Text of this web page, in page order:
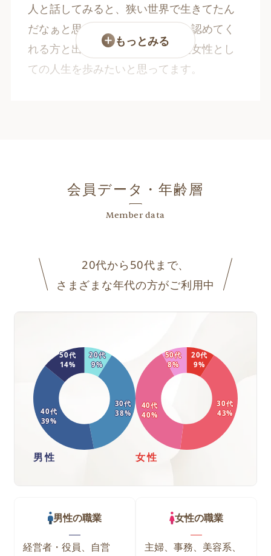
人と話してみると、狭い世界で生きてたん
だなぁと思いました。今では私を認めてく
れる方と出会えました。もう一度女性とし
ての人生を歩みたいと思ってます。
もっとみる
会員データ・年齢層
Member data
20代から50代まで、
さまざまな年代の方がご利用中
男性
20代
9%
30代
38%
40代
39%
50代
14%
女性
20代
9%
30代
43%
40代
40%
50代
8%
男性の職業
経営者・役員、自営
女性の職業
主婦、事務、美容系、